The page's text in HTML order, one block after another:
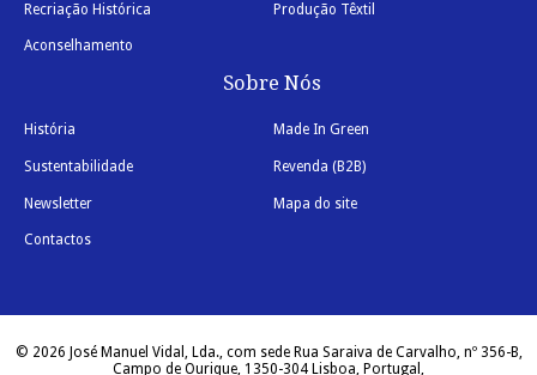
Recriação Histórica Produção Têxtil
Aconselhamento
Sobre Nós
História Made In Green
Sustentabilidade Revenda (B2B)
Newsletter Mapa do site
Contactos
© 2026 José Manuel Vidal, Lda., com sede Rua Saraiva de Carvalho, nº 356-B,
Campo de Ourique, 1350-304 Lisboa, Portugal,